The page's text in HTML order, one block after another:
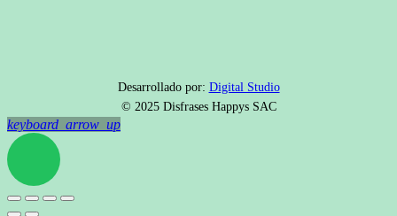
© 2025 Disfrases Happys SAC
Desarrollado por: Digital Studio
keyboard_arrow_up